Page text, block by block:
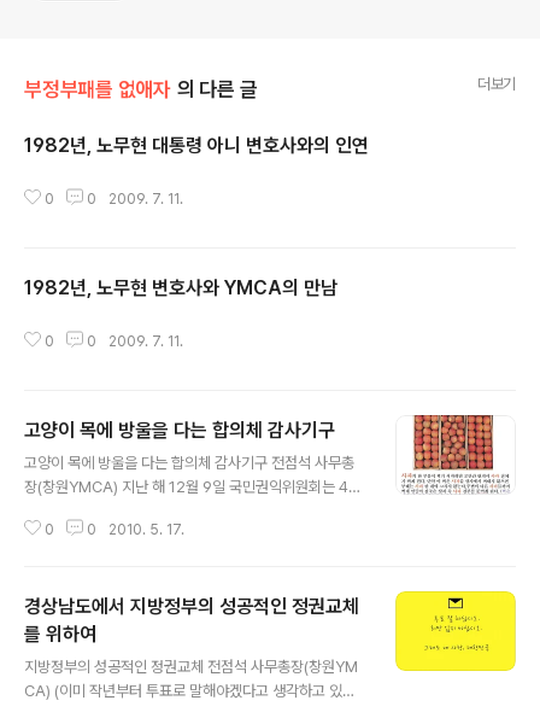
부정부패를 없애자 의 다른 글 더보기
1982년, 노무현 대통령 아니 변호사와의 인연
0 0 2009. 7. 11.
1982년, 노무현 변호사와 YMCA의 만남
0 0 2009. 7. 11.
고양이 목에 방울을 다는 합의체 감사기구
고양이 목에 방울을 다는 합의체 감사기구 전점석 사무총
장(창원YMCA) 지난 해 12월 9일 국민권익위원회는 47
다. 민원인을 대상으로 하는 외부 청렴도와 공무원을 대상
역 언론에서는 기사보도는 물론이고 사설에서도 같은 날
일제히 이 문제를 다루었다. 12월 11일자 사설 제목을 보면
(경남일보), (경남도민일보), (경남신문) 등으로 경남도가
도민들의 얼굴에 먹칠을 하였다고 질책하였다. 한편, 16개
교육청 가운데 3위를 기록하여 우수라고 평가받은 경남교
0 0 2010. 5. 17.
경상남도에서 지방정부의 성공적인 정권교체
를 위하여
지방정부의 성공적인 정권교체 전점석 사무총장(창원YM
CA) (이미 작년부터 투표로 말해야겠다고 생각하고 있은